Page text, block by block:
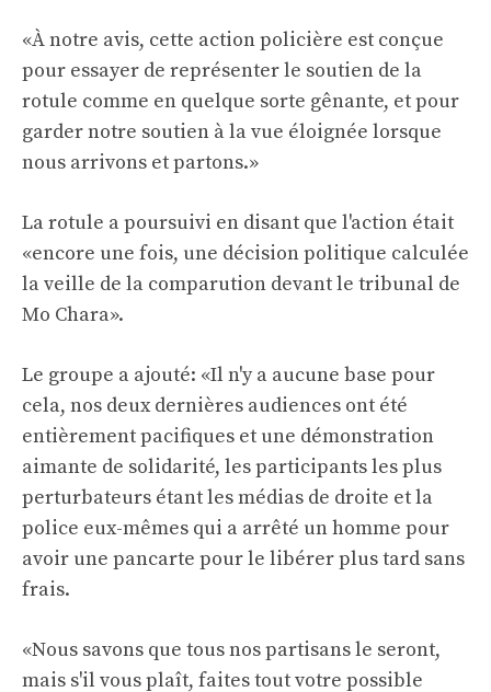
«À notre avis, cette action policière est conçue
pour essayer de représenter le soutien de la
rotule comme en quelque sorte gênante, et pour
garder notre soutien à la vue éloignée lorsque
nous arrivons et partons.»
La rotule a poursuivi en disant que l'action était
«encore une fois, une décision politique calculée
la veille de la comparution devant le tribunal de
Mo Chara».
Le groupe a ajouté: «Il n'y a aucune base pour
cela, nos deux dernières audiences ont été
entièrement pacifiques et une démonstration
aimante de solidarité, les participants les plus
perturbateurs étant les médias de droite et la
police eux-mêmes qui a arrêté un homme pour
avoir une pancarte pour le libérer plus tard sans
frais.
«Nous savons que tous nos partisans le seront,
mais s'il vous plaît, faites tout votre possible